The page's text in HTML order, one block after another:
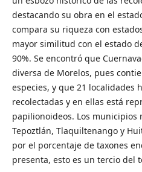
destacando su obra en el
compara su riqueza con
mayor similitud con el estado
90%. Se encontró que
diversa de Morelos, pues
especies, y que 21 localidades
recolectadas y en ellas está
papilionoideos. Los municipios
Tepoztlán, Tlaquiltenango y
por el porcentaje de taxones
presenta, esto es un tercio del